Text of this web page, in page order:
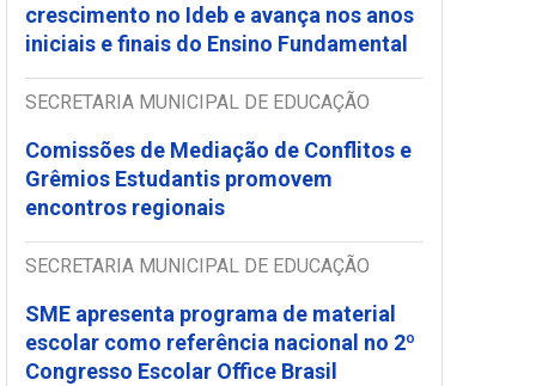
crescimento no Ideb e avança nos anos
iniciais e finais do Ensino Fundamental
SECRETARIA MUNICIPAL DE EDUCAÇÃO
Comissões de Mediação de Conflitos e
Grêmios Estudantis promovem
encontros regionais
SECRETARIA MUNICIPAL DE EDUCAÇÃO
SME apresenta programa de material
escolar como referência nacional no 2º
Congresso Escolar Office Brasil